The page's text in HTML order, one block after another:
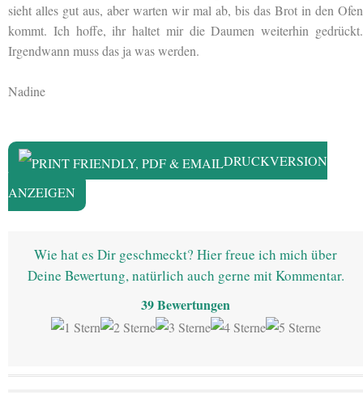
sieht alles gut aus, aber warten wir mal ab, bis das Brot in den Ofen
kommt. Ich hoffe, ihr haltet mir die Daumen weiterhin gedrückt.
Irgendwann muss das ja was werden.
Nadine
DRUCKVERSION
ANZEIGEN
Wie hat es Dir geschmeckt? Hier freue ich mich über
Deine Bewertung, natürlich auch gerne mit Kommentar.
39Bewertungen